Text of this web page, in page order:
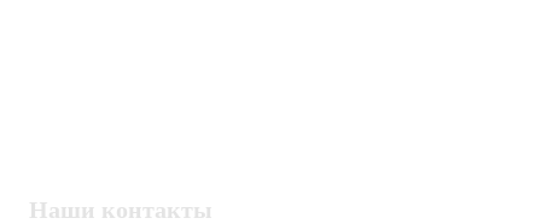
Наши контакты